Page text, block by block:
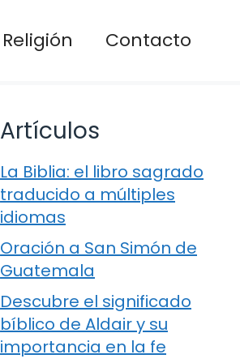
Religión Contacto
Artículos
La Biblia: el libro sagrado
traducido a múltiples
idiomas
Oración a San Simón de
Guatemala
Descubre el significado
bíblico de Aldair y su
importancia en la fe